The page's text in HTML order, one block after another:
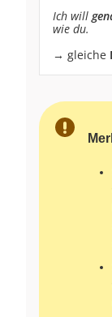
Ich will
wie du.
→ gleiche